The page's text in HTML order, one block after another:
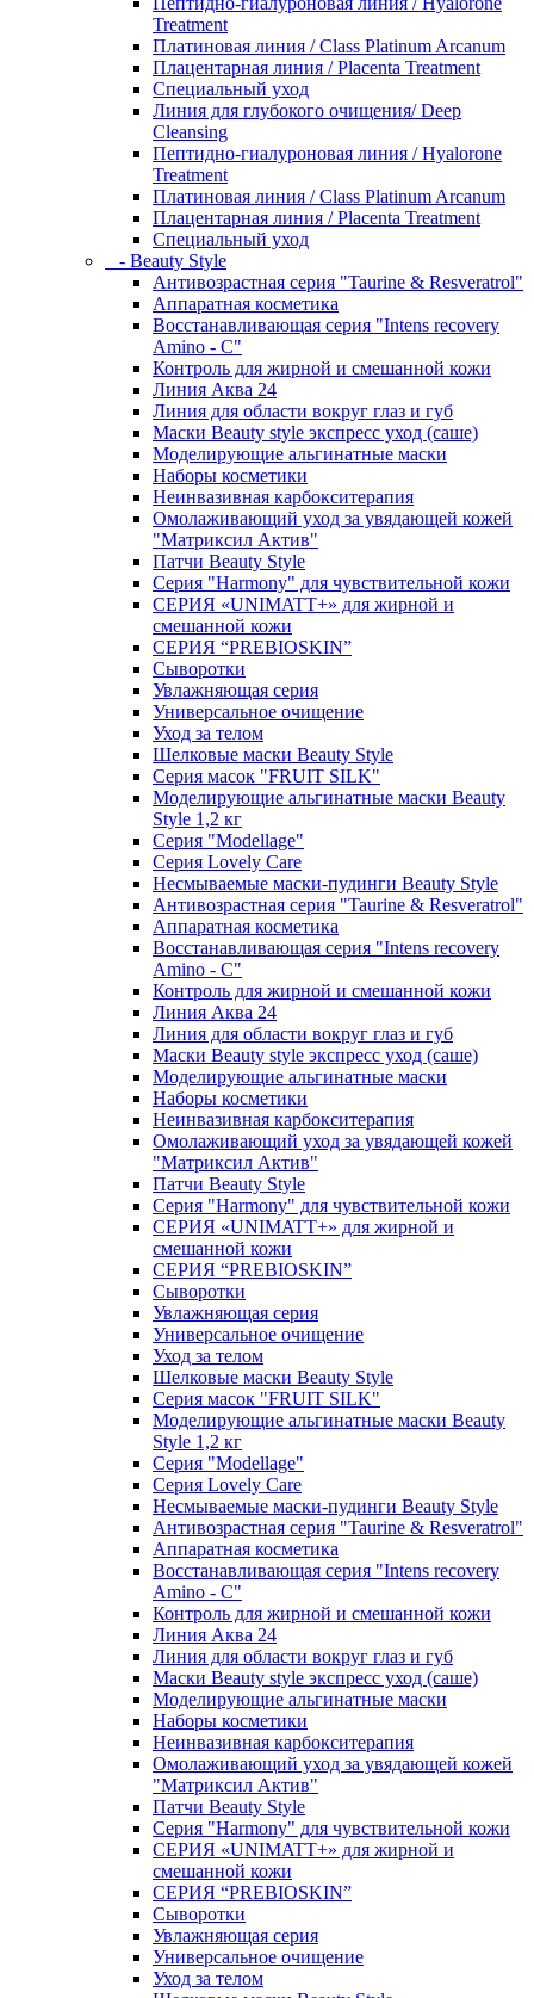
Treatment
Платиновая линия / Class Platinum Arcanum
Плацентарная линия / Placenta Treatment
Специальный уход
Линия для глубокого очищения/ Deep
Cleansing
Пептидно-гиалуроновая линия / Hyalorone
Treatment
Платиновая линия / Class Platinum Arcanum
Плацентарная линия / Placenta Treatment
Специальный уход
- Beauty Style
Антивозрастная серия "Taurine & Resveratrol"
Аппаратная косметика
Восстанавливающая серия "Intens recovery
Amino - C"
Контроль для жирной и смешанной кожи
Линия Аква 24
Линия для области вокруг глаз и губ
Маски Beauty style экспресс уход (саше)
Моделирующие альгинатные маски
Наборы косметики
Неинвазивная карбокситерапия
Омолаживающий уход за увядающей кожей
"Матриксил Актив"
Патчи Beauty Style
Серия "Harmony" для чувствительной кожи
СЕРИЯ «UNIMATT+» для жирной и
смешанной кожи
СЕРИЯ “PREBIOSKIN”
Сыворотки
Увлажняющая серия
Универсальное очищение
Уход за телом
Шелковые маски Beauty Style
Серия масок "FRUIT SILK"
Моделирующие альгинатные маски Beauty
Style 1,2 кг
Серия "Modellage"
Cерия Lovely Care
Несмываемые маски-пудинги Beauty Style
Антивозрастная серия "Taurine & Resveratrol"
Аппаратная косметика
Восстанавливающая серия "Intens recovery
Amino - C"
Контроль для жирной и смешанной кожи
Линия Аква 24
Линия для области вокруг глаз и губ
Маски Beauty style экспресс уход (саше)
Моделирующие альгинатные маски
Наборы косметики
Неинвазивная карбокситерапия
Омолаживающий уход за увядающей кожей
"Матриксил Актив"
Патчи Beauty Style
Серия "Harmony" для чувствительной кожи
СЕРИЯ «UNIMATT+» для жирной и
смешанной кожи
СЕРИЯ “PREBIOSKIN”
Сыворотки
Увлажняющая серия
Универсальное очищение
Уход за телом
Шелковые маски Beauty Style
Серия масок "FRUIT SILK"
Моделирующие альгинатные маски Beauty
Style 1,2 кг
Серия "Modellage"
Cерия Lovely Care
Несмываемые маски-пудинги Beauty Style
Антивозрастная серия "Taurine & Resveratrol"
Аппаратная косметика
Восстанавливающая серия "Intens recovery
Amino - C"
Контроль для жирной и смешанной кожи
Линия Аква 24
Линия для области вокруг глаз и губ
Маски Beauty style экспресс уход (саше)
Моделирующие альгинатные маски
Наборы косметики
Неинвазивная карбокситерапия
Омолаживающий уход за увядающей кожей
"Матриксил Актив"
Патчи Beauty Style
Серия "Harmony" для чувствительной кожи
СЕРИЯ «UNIMATT+» для жирной и
смешанной кожи
СЕРИЯ “PREBIOSKIN”
Сыворотки
Увлажняющая серия
Универсальное очищение
Уход за телом